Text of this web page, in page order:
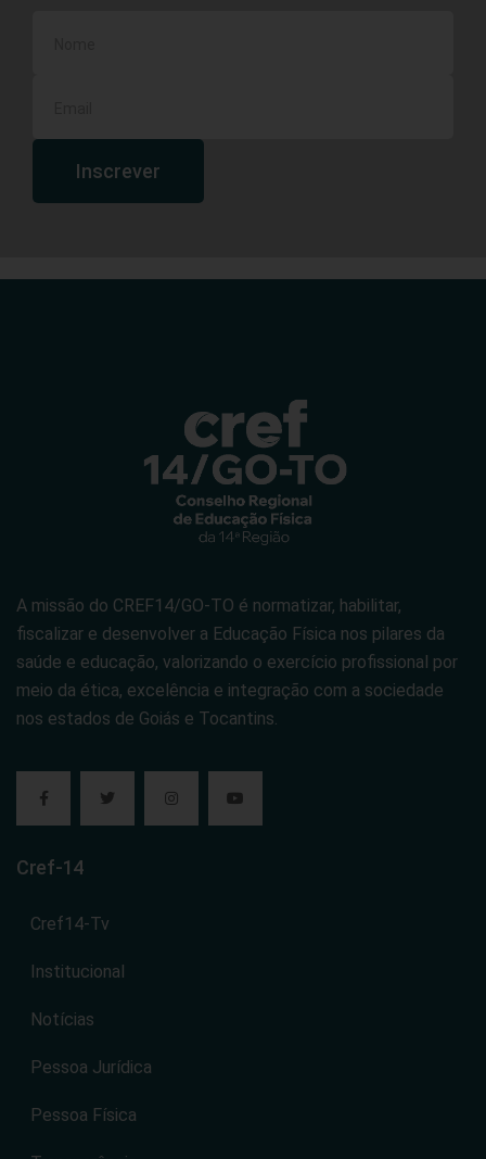
Inscrever
A missão do CREF14/GO-TO é normatizar, habilitar,
fiscalizar e desenvolver a Educação Física nos pilares da
saúde e educação, valorizando o exercício profissional por
meio da ética, excelência e integração com a sociedade
nos estados de Goiás e Tocantins.
Cref-14
Cref14-Tv
Institucional
Notícias
Pessoa Jurídica
Pessoa Física